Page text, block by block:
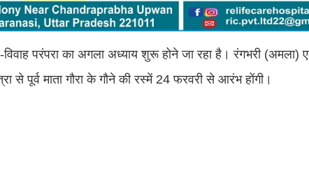
विवाह परंपरा का अगला अध्याय शुरू होने जा रहा है। रंगभरी (अमला)
से पूर्व माता गौरा के गौने की रस्में 24 फरवरी से आरंभ होंगी।